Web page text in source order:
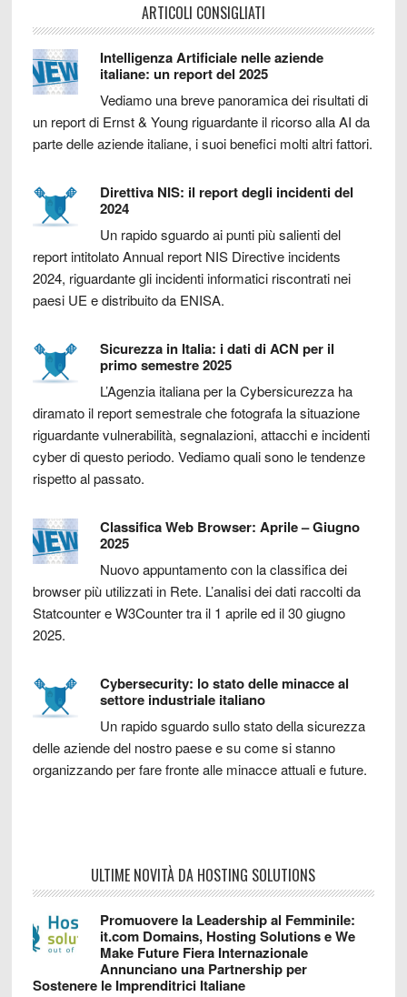
ARTICOLI CONSIGLIATI
Intelligenza Artificiale nelle aziende
italiane: un report del 2025
Vediamo una breve panoramica dei risultati di
un report di Ernst & Young riguardante il ricorso alla AI da
parte delle aziende italiane, i suoi benefici molti altri fattori.
Direttiva NIS: il report degli incidenti del
2024
Un rapido sguardo ai punti più salienti del
report intitolato Annual report NIS Directive incidents
2024, riguardante gli incidenti informatici riscontrati nei
paesi UE e distribuito da ENISA.
Sicurezza in Italia: i dati di ACN per il
primo semestre 2025
L’Agenzia italiana per la Cybersicurezza ha
diramato il report semestrale che fotografa la situazione
riguardante vulnerabilità, segnalazioni, attacchi e incidenti
cyber di questo periodo. Vediamo quali sono le tendenze
rispetto al passato.
Classifica Web Browser: Aprile – Giugno
2025
Nuovo appuntamento con la classifica dei
browser più utilizzati in Rete. L’analisi dei dati raccolti da
Statcounter e W3Counter tra il 1 aprile ed il 30 giugno
2025.
Cybersecurity: lo stato delle minacce al
settore industriale italiano
Un rapido sguardo sullo stato della sicurezza
delle aziende del nostro paese e su come si stanno
organizzando per fare fronte alle minacce attuali e future.
ULTIME NOVITÀ DA HOSTING SOLUTIONS
Promuovere la Leadership al Femminile:
it.com Domains, Hosting Solutions e We
Make Future Fiera Internazionale
Annunciano una Partnership per
Sostenere le Imprenditrici Italiane